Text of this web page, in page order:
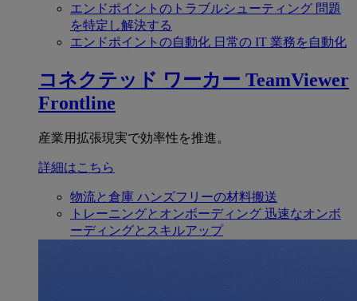
エンドポイントのトラブルシューティング 問題
を特定し解決する
エンドポイントの自動化 日常の IT 業務を自動化
コネクテッド ワーカー TeamViewer
Frontline
産業用拡張現実で効率性を推進。
詳細はこちら
物流と倉庫 ハンズフリーの材料搬送
トレーニングとオンボーディング 迅速なオンボ
ーディングとスキルアップ